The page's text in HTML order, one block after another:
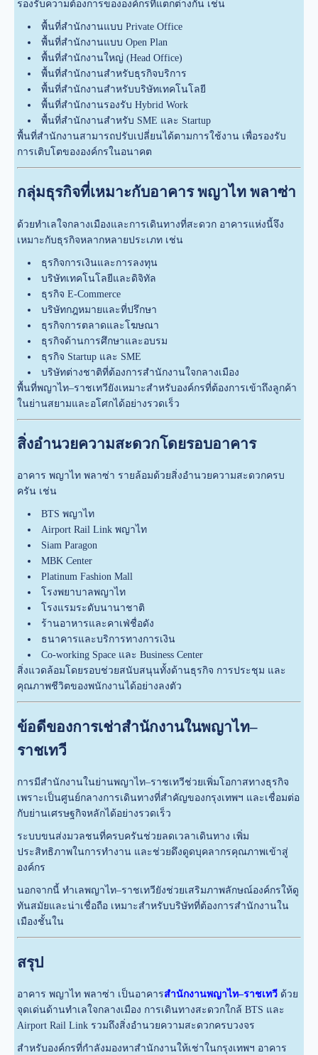
รองรับความต้องการขององค์กรที่แตกต่างกัน เช่น
พื้นที่สำนักงานแบบ Private Office
พื้นที่สำนักงานแบบ Open Plan
พื้นที่สำนักงานใหญ่ (Head Office)
พื้นที่สำนักงานสำหรับธุรกิจบริการ
พื้นที่สำนักงานสำหรับบริษัทเทคโนโลยี
พื้นที่สำนักงานรองรับ Hybrid Work
พื้นที่สำนักงานสำหรับ SME และ Startup
พื้นที่สำนักงานสามารถปรับเปลี่ยนได้ตามการใช้งาน เพื่อรองรับ
การเติบโตขององค์กรในอนาคต
กลุ่มธุรกิจที่เหมาะกับอาคาร พญาไท พลาซ่า
ด้วยทำเลใจกลางเมืองและการเดินทางที่สะดวก อาคารแห่งนี้จึง
เหมาะกับธุรกิจหลากหลายประเภท เช่น
ธุรกิจการเงินและการลงทุน
บริษัทเทคโนโลยีและดิจิทัล
ธุรกิจ E-Commerce
บริษัทกฎหมายและที่ปรึกษา
ธุรกิจการตลาดและโฆษณา
ธุรกิจด้านการศึกษาและอบรม
ธุรกิจ Startup และ SME
บริษัทต่างชาติที่ต้องการสำนักงานใจกลางเมือง
พื้นที่พญาไท–ราชเทวียังเหมาะสำหรับองค์กรที่ต้องการเข้าถึงลูกค้า
ในย่านสยามและอโศกได้อย่างรวดเร็ว
สิ่งอำนวยความสะดวกโดยรอบอาคาร
อาคาร พญาไท พลาซ่า รายล้อมด้วยสิ่งอำนวยความสะดวกครบ
ครัน เช่น
BTS พญาไท
Airport Rail Link พญาไท
Siam Paragon
MBK Center
Platinum Fashion Mall
โรงพยาบาลพญาไท
โรงแรมระดับนานาชาติ
ร้านอาหารและคาเฟ่ชื่อดัง
ธนาคารและบริการทางการเงิน
Co-working Space และ Business Center
สิ่งแวดล้อมโดยรอบช่วยสนับสนุนทั้งด้านธุรกิจ การประชุม และ
คุณภาพชีวิตของพนักงานได้อย่างลงตัว
ข้อดีของการเช่าสำนักงานในพญาไท–
ราชเทวี
การมีสำนักงานในย่านพญาไท–ราชเทวีช่วยเพิ่มโอกาสทางธุรกิจ
เพราะเป็นศูนย์กลางการเดินทางที่สำคัญของกรุงเทพฯ และเชื่อมต่อ
กับย่านเศรษฐกิจหลักได้อย่างรวดเร็ว
ระบบขนส่งมวลชนที่ครบครันช่วยลดเวลาเดินทาง เพิ่ม
ประสิทธิภาพในการทำงาน และช่วยดึงดูดบุคลากรคุณภาพเข้าสู่
องค์กร
นอกจากนี้ ทำเลพญาไท–ราชเทวียังช่วยเสริมภาพลักษณ์องค์กรให้ดู
ทันสมัยและน่าเชื่อถือ เหมาะสำหรับบริษัทที่ต้องการสำนักงานใน
เมืองชั้นใน
สรุป
อาคาร พญาไท พลาซ่า เป็นอาคารสำนักงานพญาไท–ราชเทวี ด้วย
จุดเด่นด้านทำเลใจกลางเมือง การเดินทางสะดวกใกล้ BTS และ
Airport Rail Link รวมถึงสิ่งอำนวยความสะดวกครบวงจร
สำหรับองค์กรที่กำลังมองหาสำนักงานให้เช่าในกรุงเทพฯ อาคาร